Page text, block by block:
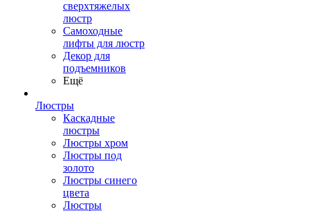
сверхтяжелых
люстр
Самоходные
лифты для люстр
Декор для
подъемников
Ещё
Люстры
Каскадные
люстры
Люстры хром
Люстры под
золото
Люстры синего
цвета
Люстры